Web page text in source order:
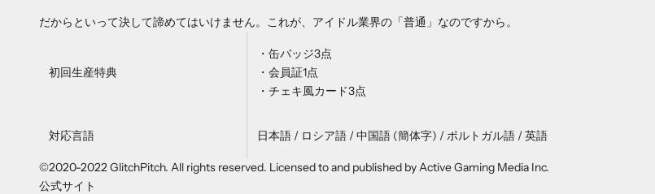
だからといって決して諦めてはいけません。これが、アイドル業界の「普通」なのですから。
初回生産特典
・缶バッジ3点
・会員証1点
・チェキ風カード3点
対応言語 日本語 / ロシア語 / 中国語 (簡体字) / ポルトガル語 / 英語
©2020-2022 GlitchPitch. All rights reserved. Licensed to and published by Active Gaming Media Inc.
公式サイト